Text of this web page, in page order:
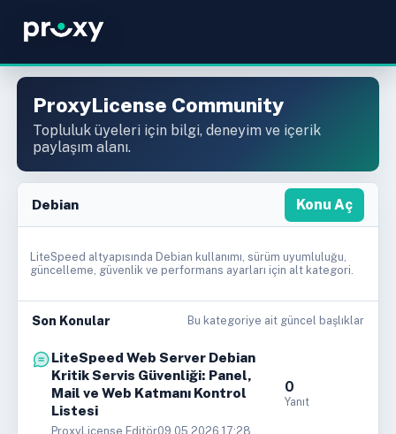
ProxyLicense Community
Topluluk üyeleri için bilgi, deneyim ve içerik
paylaşım alanı.
Debian Konu Aç
LiteSpeed altyapısında Debian kullanımı, sürüm uyumluluğu,
güncelleme, güvenlik ve performans ayarları için alt kategori.
Son Konular Bu kategoriye ait güncel başlıklar
LiteSpeed Web Server Debian
Kritik Servis Güvenliği: Panel,
Mail ve Web Katmanı Kontrol
Listesi
ProxyLicense Editör09.05.2026 17:28
0
Yanıt